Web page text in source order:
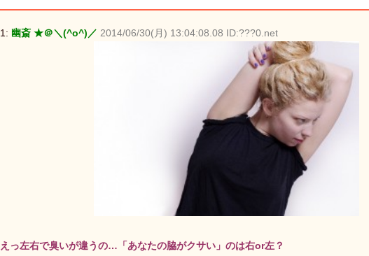
1: 幽斎 ★＠＼(^o^)／ 2014/06/30(月) 13:04:08.08 ID:???0.net
えっ左右で臭いが違うの…「あなたの脇がクサい」のは右or左？